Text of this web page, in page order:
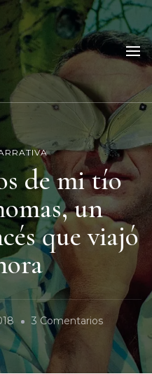
de mi tío
un
que viajó
3 ComentariosEn
Tras